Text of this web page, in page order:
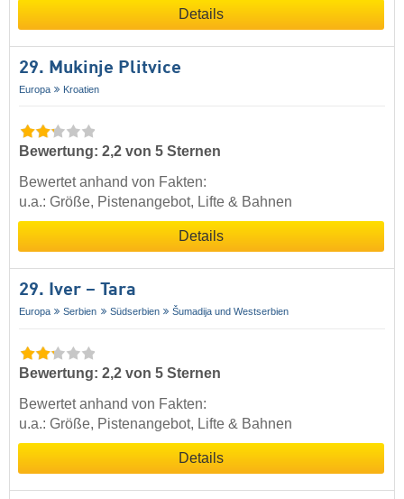
Details
29. Mukinje Plitvice
Europa Kroatien
Bewertung: 2,2 von 5 Sternen
Bewertet anhand von Fakten:
u.a.: Größe, Pistenangebot, Lifte & Bahnen
Details
29. Iver – Tara
Europa Serbien Südserbien Šumadija und Westserbien
Bewertung: 2,2 von 5 Sternen
Bewertet anhand von Fakten:
u.a.: Größe, Pistenangebot, Lifte & Bahnen
Details